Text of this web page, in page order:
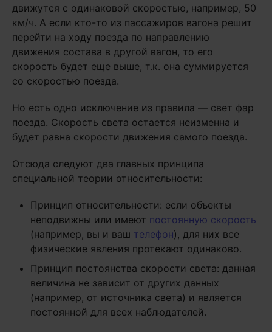
движутся с одинаковой скоростью, например, 50
км/ч. А если кто-то из пассажиров вагона решит
перейти на ходу поезда по направлению
движения состава в другой вагон, то его
скорость будет еще выше, т.к. она суммируется
со скоростью поезда.
Но есть одно исключение из правила — свет фар
поезда. Скорость света остается неизменна и
будет равна скорости движения самого поезда.
Отсюда следуют два главных принципа
специальной теории относительности:
Принцип относительности: если объекты
неподвижны или имеют постоянную скорость
(например, вы и ваш телефон), для них все
физические явления протекают одинаково.
Принцип постоянства скорости света: данная
величина не зависит от других данных
(например, от источника света) и является
постоянной для всех наблюдателей.